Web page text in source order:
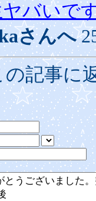
バいで
さんへ
記事に